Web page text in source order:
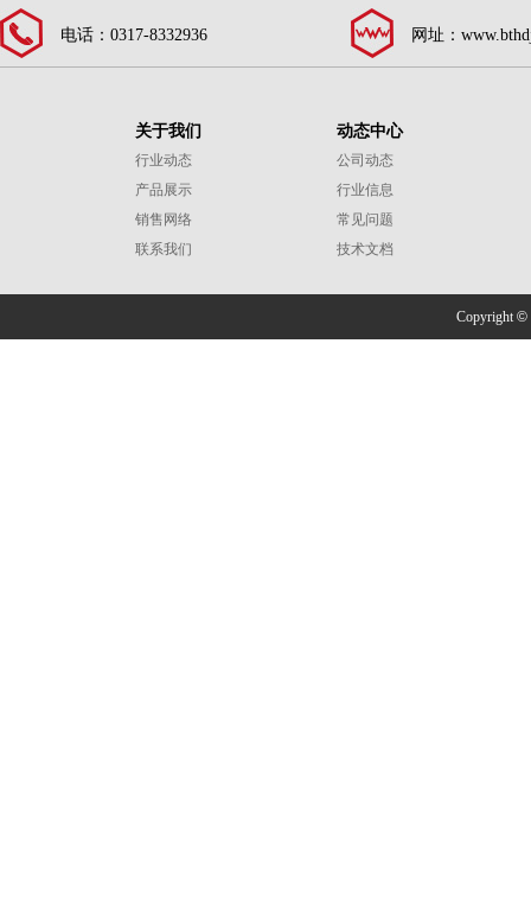
电话：0317-8332936 网址：
关于我们
行业动态
产品展示
销售网络
联系我们
动态中心
公司动态
行业信息
常见问题
技术文档
Copyright ©